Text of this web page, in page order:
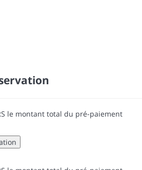
le montant total du pré-paiement